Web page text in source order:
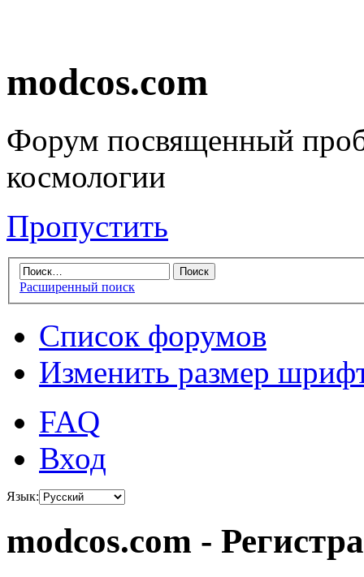
modcos.com
Форум посвященный
космологии
Пропустить
Расширенный поиск
Список форумов
Изменить размер
FAQ
Вход
Язык:
modcos.com -